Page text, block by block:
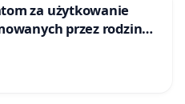
za użytkowanie
przez rodzinne